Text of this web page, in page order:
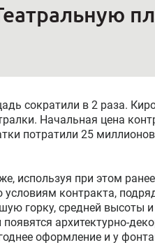
сократили в 2 раза.
Начальная цена
потратили 25
используя при этом
контракта,
горку, средней высоты
архитектурно-
оформление и у